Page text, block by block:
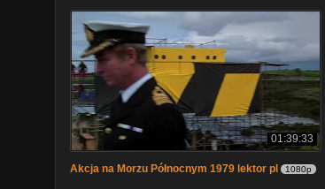
01:39:33
Akcja na Morzu Północnym 1979 lektor pl 1080p